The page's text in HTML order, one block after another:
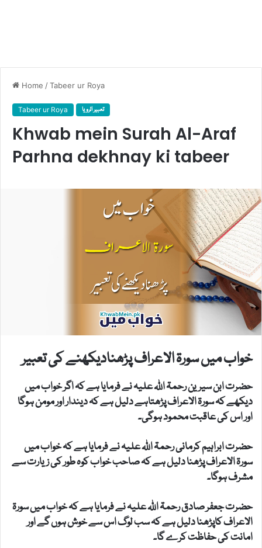
Home /Tabeer ur Roya
Tabeer ur Roya تعبیر الرویا
Khwab mein Surah Al-Araf
Parhna dekhnay ki tabeer
خواب میں سورۃ الاعراف پڑھنادیکھنے کی تعبیر
حضرت ابن سیرین رحمۃ اللہ علیہ نے فرمایا ہے کہ اگر خواب میں
دیکھے کہ سورۃ الاعراف پڑھتاہے دلیل ہے کہ دیندار اور مومن ہوگا
اور اس کی عاقبت محمود ہوگی۔
حضرت ابراہیم کرمانی رحمۃ اللہ علیہ نے فرمایا ہے کہ خواب میں
سورۃ الاعراف پڑھنا دلیل ہے کہ صاحب خواب کوہ طور کی زیارت سے
مشرف ہوگا۔
حضرت جعفر صادق رحمۃ اللہ علیہ نے فرمایا ہے کہ خواب میں سورۃ
الاعراف کاپڑھنا دلیل ہے کہ سب لوگ اس سے خوش ہوں گے اور
امانت کی حفاظت کرے گا۔